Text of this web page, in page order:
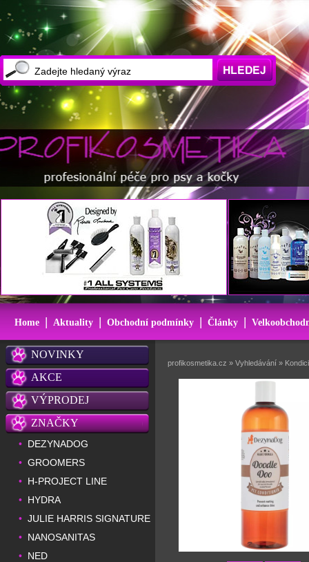
Home | Aktuality | Obchodní podmínky | Články |
NOVINKY
AKCE
VÝPRODEJ
ZNAČKY
• DEZYNADOG
• GROOMERS
• H-PROJECT LINE
• HYDRA
• JULIE HARRIS SIGNATURE
• NANOSANITAS
• NED
profikosmetika.cz » Vyhledávání »